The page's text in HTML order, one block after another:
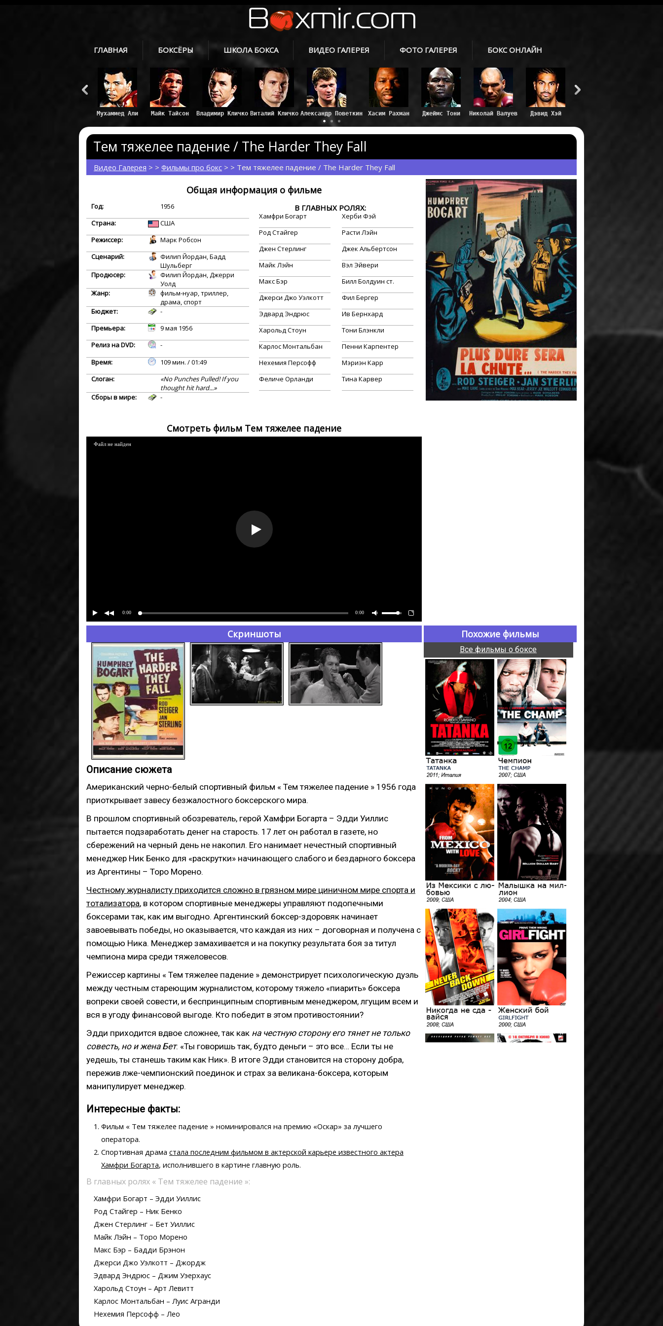
ГЛАВНАЯ БОКСЁРЫ ШКОЛА БОКСА ВИДЕО ГАЛЕРЕЯ ФОТО ГАЛЕРЕЯ БОКС ОНЛАЙН
Владимир Кличко
Виталий Кличко Александр Поветкин Хасим Рахман Джеймс Тони Николай Валуев Дэвид Хэй
Тем тяжелее падение / The Harder They Fall
Видео Галерея > > Фильмы про бокс > > Тем тяжелее падение / The Harder They Fall
Общая информация о фильме
Год:
1956
Страна:
США
Режиссер:
Марк Робсон
Сценарий:
Филип Йордан, Бадд
Шульберг
Продюсер:
Филип Йордан, Джерри
Уолд
Жанр:
фильм-нуар, триллер,
драма, спорт
Бюджет:
-
Премьера:
9 мая 1956
Релиз на DVD:
-
Время:
109 мин. / 01:49
Слоган:
«No Punches Pulled! If you
thought hit hard...»
Сборы в мире:
-
В ГЛАВНЫХ РОЛЯХ:
Хамфри Богарт
Род Стайгер
Джен Стерлинг
Майк Лэйн
Макс Бэр
Джерси Джо Уэлкотт
Эдвард Эндрюс
Харольд Стоун
Карлос Монтальбан
Нехемия Персофф
Феличе Орланди
Херби Фэй
Расти Лэйн
Джек Альбертсон
Вэл Эйвери
Билл Болдуин ст.
Фил Бергер
Ив Бернхард
Тони Блэнкли
Пенни Карпентер
Мэриэн Карр
Тина Карвер
Смотреть фильм Тем тяжелее падение
Файл не найден
0:00 0:00
Скриншоты Похожие фильмы
Все фильмы о боксе
Описание сюжета
Американский черно-белый спортивный фильм « Тем тяжелее падение » 1956 года
приоткрывает завесу безжалостного боксерского мира.
В прошлом спортивный обозреватель, герой Хамфри Богарта – Эдди Уиллис
пытается подзаработать денег на старость. 17 лет он работал в газете, но
сбережений на черный день не накопил. Его нанимает нечестный спортивный
менеджер Ник Бенко для «раскрутки» начинающего слабого и бездарного боксера
из Аргентины – Торо Морено.
Честному журналисту приходится сложно в грязном мире циничном мире спорта и
тотализатора, в котором спортивные менеджеры управляют подопечными
боксерами так, как им выгодно. Аргентинский боксер-здоровяк начинает
завоевывать победы, но оказывается, что каждая из них – договорная и получена с
помощью Ника. Менеджер замахивается и на покупку результата боя за титул
чемпиона мира среди тяжеловесов.
Режиссер картины « Тем тяжелее падение » демонстрирует психологическую дуэль
между честным стареющим журналистом, которому тяжело «пиарить» боксера
вопреки своей совести, и беспринципным спортивным менеджером, лгущим всем и
вся в угоду финансовой выгоде. Кто победит в этом противостоянии?
Эдди приходится вдвое сложнее, так как на честную сторону его тянет не только
совесть, но и жена Бет: «Ты говоришь так, будто деньги – это все… Если ты не
уедешь, ты станешь таким как Ник». В итоге Эдди становится на сторону добра,
пережив лже-чемпионский поединок и страх за великана-боксера, которым
манипулирует менеджер.
Интересные факты:
Фильм « Тем тяжелее падение » номинировался на премию «Оскар» за лучшего
оператора.
Спортивная драма стала последним фильмом в актерской карьере известного актера
Хамфри Богарта, исполнившего в картине главную роль.
В главных ролях « Тем тяжелее падение »:
Хамфри Богарт – Эдди Уиллис
Род Стайгер – Ник Бенко
Джен Стерлинг – Бет Уиллис
Майк Лэйн – Торо Морено
Макс Бэр – Бадди Брэнон
Джерси Джо Уэлкотт – Джордж
Эдвард Эндрюс – Джим Уэерхаус
Харольд Стоун – Арт Левитт
Карлос Монтальбан – Луис Агранди
Нехемия Персофф – Лео